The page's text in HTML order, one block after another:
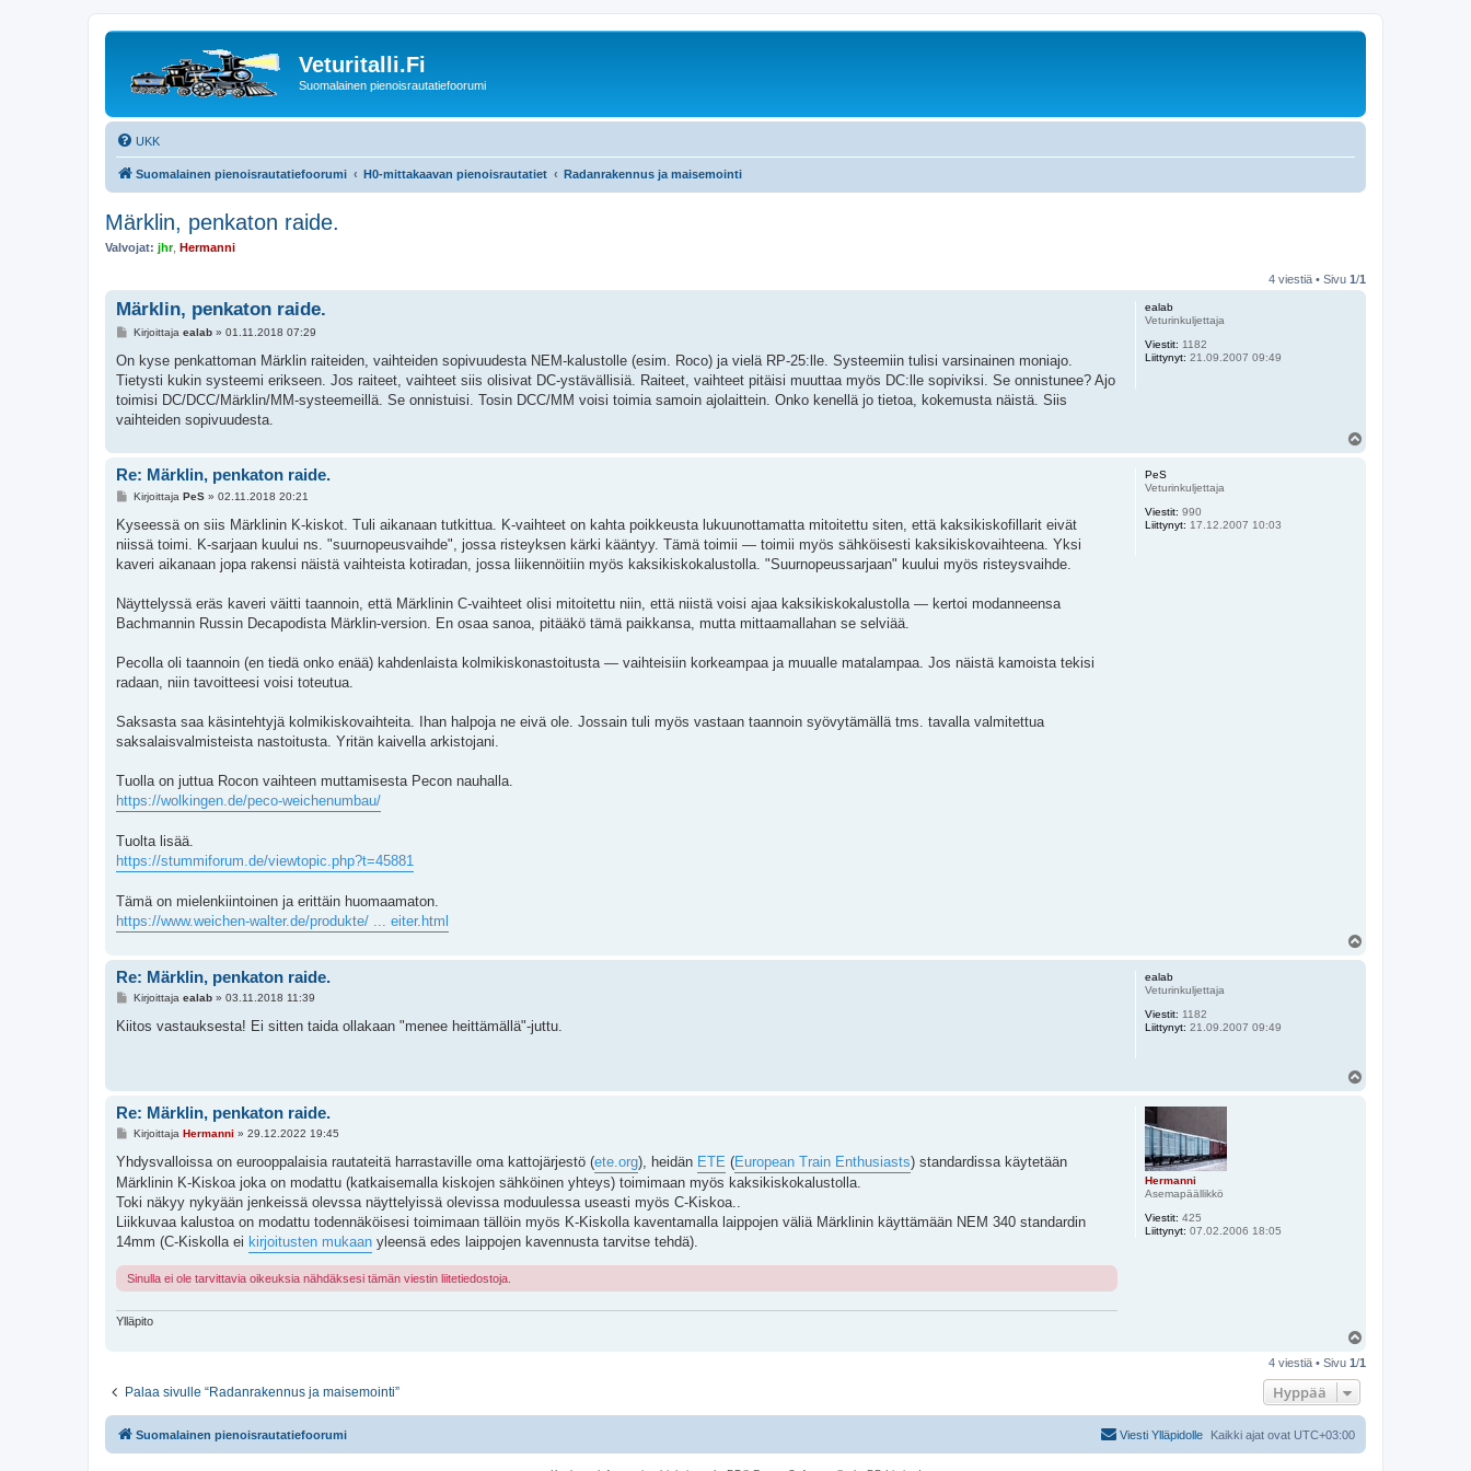
Veturitalli.Fi
Suomalainen pienoisrautatiefoorumi
UKK
Suomalainen pienoisrautatiefoorumi H0-mittakaavan pienoisrautatiet Radanrakennus ja maisemointi
Märklin, penkaton raide.
Valvojat: jhr, Hermanni
4 viestiä • Sivu 1/1
ealab
Veturinkuljettaja
Viestit: 1182
Liittynyt: 21.09.2007 09:49
Märklin, penkaton raide.
V
e
t
i
Kirjoittaja ealab» 01.11.2018 07:29
On kyse penkattoman Märklin raiteiden, vaihteiden sopivuudesta NEM-kalustolle (esim. Roco) ja vielä RP-25:lle. Systeemiin tulisi varsinainen moniajo.
Tietysti kukin systeemi erikseen. Jos raiteet, vaihteet siis olisivat DC-ystävällisiä. Raiteet, vaihteet pitäisi muuttaa myös DC:lle sopiviksi. Se onnistunee? Ajo
toimisi DC/DCC/Märklin/MM-systeemeillä. Se onnistuisi. Tosin DCC/MM voisi toimia samoin ajolaittein. Onko kenellä jo tietoa, kokemusta näistä. Siis
vaihteiden sopivuudesta.
PeS
Veturinkuljettaja
Viestit: 990
Liittynyt: 17.12.2007 10:03
Re: Märklin, penkaton raide.
V
e
s
t
i
Kirjoittaja PeS» 02.11.2018 20:21
Kyseessä on siis Märklinin K-kiskot. Tuli aikanaan tutkittua. K-vaihteet on kahta poikkeusta lukuunottamatta mitoitettu siten, että kaksikiskofillarit eivät
niissä toimi. K-sarjaan kuului ns. "suurnopeusvaihde", jossa risteyksen kärki kääntyy. Tämä toimii — toimii myös sähköisesti kaksikiskovaihteena. Yksi
kaveri aikanaan jopa rakensi näistä vaihteista kotiradan, jossa liikennöitiin myös kaksikiskokalustolla. "Suurnopeussarjaan" kuului myös risteysvaihde.
Näyttelyssä eräs kaveri väitti taannoin, että Märklinin C-vaihteet olisi mitoitettu niin, että niistä voisi ajaa kaksikiskokalustolla — kertoi modanneensa
Bachmannin Russin Decapodista Märklin-version. En osaa sanoa, pitääkö tämä paikkansa, mutta mittaamallahan se selviää.
Pecolla oli taannoin (en tiedä onko enää) kahdenlaista kolmikiskonastoitusta — vaihteisiin korkeampaa ja muualle matalampaa. Jos näistä kamoista tekisi
radaan, niin tavoitteesi voisi toteutua.
Saksasta saa käsintehtyjä kolmikiskovaihteita. Ihan halpoja ne eivä ole. Jossain tuli myös vastaan taannoin syövytämällä tms. tavalla valmitettua
saksalaisvalmisteista nastoitusta. Yritän kaivella arkistojani.
Tuolla on juttua Rocon vaihteen muttamisesta Pecon nauhalla.
https://wolkingen.de/peco-weichenumbau/
Tuolta lisää.
https://stummiforum.de/viewtopic.php?t=45881
Tämä on mielenkiintoinen ja erittäin huomaamaton.
https://www.weichen-walter.de/produkte/ ... eiter.html
ealab
Veturinkuljettaja
Viestit: 1182
Liittynyt: 21.09.2007 09:49
Re: Märklin, penkaton raide.
V
e
Kirjoittaja ealab» 03.11.2018 11:39
Kiitos vastauksesta! Ei sitten taida ollakaan "menee heittämällä"-juttu.
Hermanni
Asemapäällikkö
Viestit: 425
Liittynyt: 07.02.2006 18:05
Re: Märklin, penkaton raide.
V
e
t
i
Kirjoittaja Hermanni » 29.12.2022 19:45
Yhdysvalloissa on eurooppalaisia rautateitä harrastaville oma kattojärjestö (ete.org), heidän ETE (European Train Enthusiasts) standardissa käytetään
Märklinin K-Kiskoa joka on modattu (katkaisemalla kiskojen sähköinen yhteys) toimimaan myös kaksikiskokalustolla.
Toki näkyy nykyään jenkeissä olevssa näyttelyissä olevissa moduulessa useasti myös C-Kiskoa..
Liikkuvaa kalustoa on modattu todennäköisesi toimimaan tällöin myös K-Kiskolla kaventamalla laippojen väliä Märklinin käyttämään NEM 340 standardin
14mm (C-Kiskolla ei kirjoitusten mukaan yleensä edes laippojen kavennusta tarvitse tehdä).
Sinulla ei ole tarvittavia oikeuksia nähdäksesi tämän viestin liitetiedostoja.
Ylläpito
ö
4 viestiä • Sivu 1/1
Palaa sivulle “Radanrakennus ja maisemointi” Hyppää
Suomalainen pienoisrautatiefoorumi Kaikki ajat ovat UTC+03:00
Viesti Ylläpidolle